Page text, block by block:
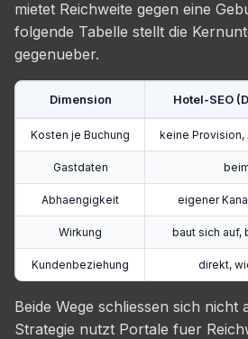
mietet Reichweite gegen eine
folgende Tabelle stellt die
gegenueber.
Dimension Hotel-SEO
Kosten je Buchung keine Provision,
Gastdaten
Abhaengigkeit eigener
Wirkung baut sich auf,
Kundenbeziehung direkt,
Beide Wege schliessen sich nicht
Strategie nutzt Portale fuer